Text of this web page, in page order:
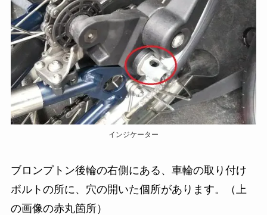
インジケーター
ブロンプトン後輪の右側にある、車輪の取り付け
ボルトの所に、穴の開いた個所があります。（上
の画像の赤丸箇所）